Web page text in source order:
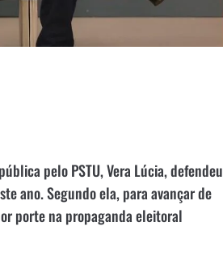
pelo PSTU, Vera Lúcia, defendeu
ano. Segundo ela, para avançar de
porte na propaganda eleitoral